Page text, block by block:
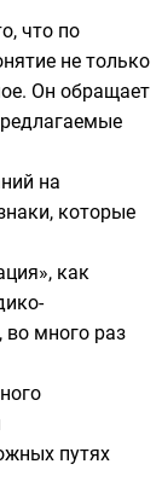
что по
не только
Он обращает
на
которые
как
во много раз
путях